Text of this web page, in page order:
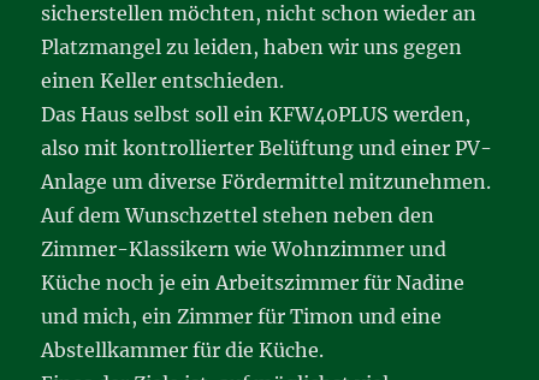
sicherstellen möchten, nicht schon wieder an
Platzmangel zu leiden, haben wir uns gegen
einen Keller entschieden.
Das Haus selbst soll ein KFW40PLUS werden,
also mit kontrollierter Belüftung und einer PV-
Anlage um diverse Fördermittel mitzunehmen.
Auf dem Wunschzettel stehen neben den
Zimmer-Klassikern wie Wohnzimmer und
Küche noch je ein Arbeitszimmer für Nadine
und mich, ein Zimmer für Timon und eine
Abstellkammer für die Küche.